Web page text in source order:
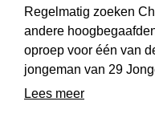
Regelmatig zoeken
andere
oproep voor één van
jongeman van 29
Lees meer